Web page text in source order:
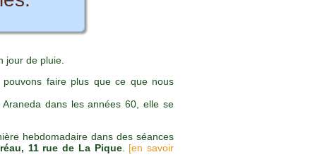
jour de pluie.
faire plus que ce que nous
dans les années 60, elle se
hebdomadaire dans des séances
11 rue de La Pique. [en savoir